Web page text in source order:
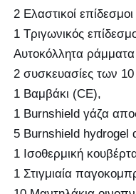
2 Ελαστικοί
1 Τριγωνικός
Αυτοκόλλητα
2 συσκευασίες των
1 Βαμβάκι (CE),
1 Burnshield γάζα
5 Burnshield hydrogel
1 Ισοθερμική
1 Στιγμιαία